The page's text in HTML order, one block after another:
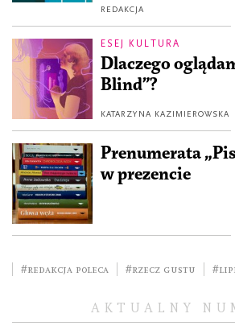
REDAKCJA
ESEJ KULTURA
Dlaczego
Blind”?
KATARZYNA KAZIMIEROWSKA
Prenumerata
w prezencie
#redakcja poleca #rzecz gustu
AKTUALNY